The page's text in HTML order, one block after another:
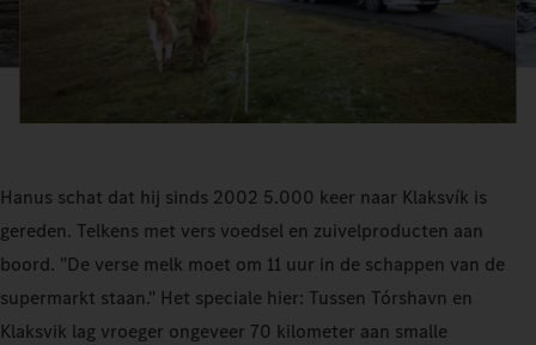
Hanus schat dat hij sinds 2002 5.000 keer naar Klaksvík is
gereden. Telkens met vers voedsel en zuivelproducten aan
boord. "De verse melk moet om 11 uur in de schappen van de
supermarkt staan." Het speciale hier: Tussen Tórshavn en
Klaksvik lag vroeger ongeveer 70 kilometer aan smalle